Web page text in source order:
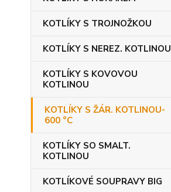
KOTLÍKY S TROJNOŽKOU
KOTLÍKY S NEREZ. KOTLINOU
KOTLÍKY S KOVOVOU
KOTLINOU
KOTLÍKY S ŽÁR. KOTLINOU-
600 °C
KOTLÍKY SO SMALT.
KOTLINOU
KOTLÍKOVÉ SOUPRAVY BIG